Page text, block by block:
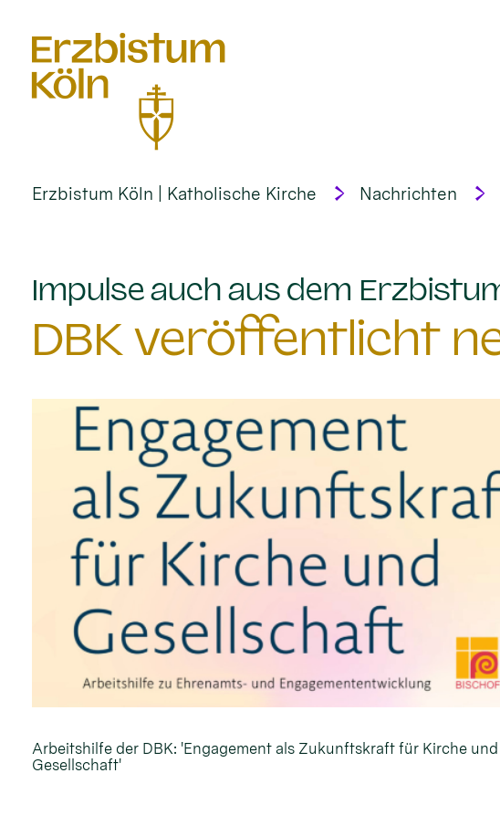
Erzbistum Köln | Katholische Kirche Nachrichten
Impulse auch aus dem
DBK veröffentlicht
Arbeitshilfe der DBK: 'Engagement als Zukunftskraft für Kirche und
Gesellschaft'